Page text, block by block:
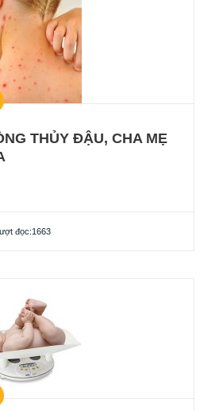
THỦY ĐẬU, CHA MẸ
đọc:1663